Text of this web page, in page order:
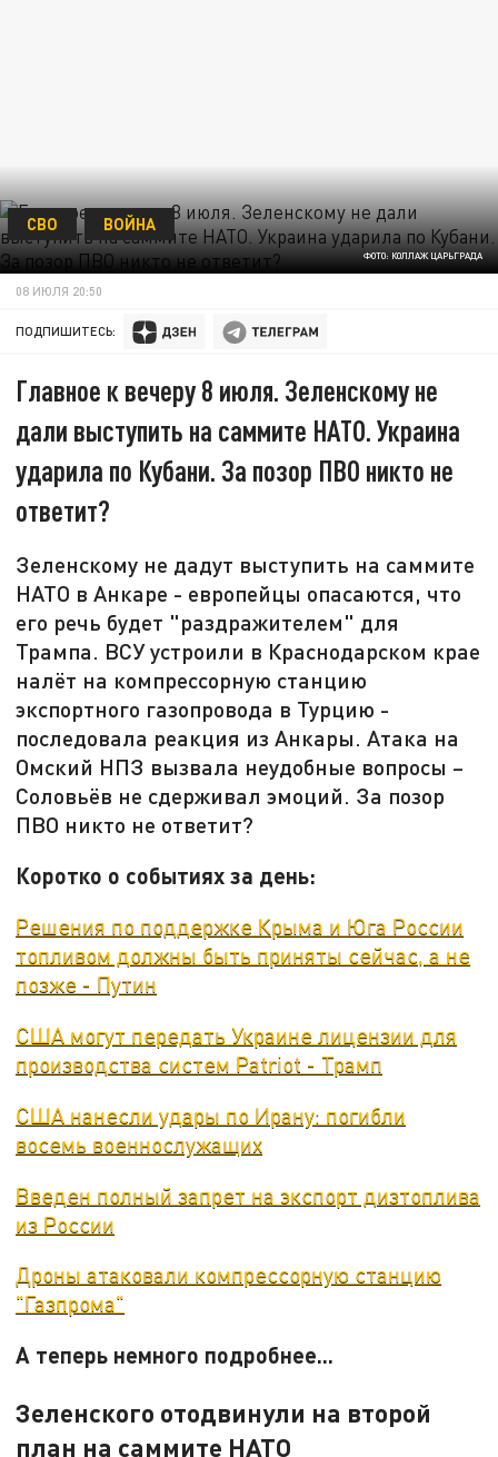
ФОТО: КОЛЛАЖ ЦАРЬГРАДА
СВО ВОЙНА
08 ИЮЛЯ 20:50
ПОДПИШИТЕСЬ:
Главное к вечеру 8 июля. Зеленскому не
дали выступить на саммите НАТО. Украина
ударила по Кубани. За позор ПВО никто не
ответит?
Зеленскому не дадут выступить на саммите
НАТО в Анкаре - европейцы опасаются, что
его речь будет "раздражителем" для
Трампа. ВСУ устроили в Краснодарском крае
налёт на компрессорную станцию
экспортного газопровода в Турцию -
последовала реакция из Анкары. Атака на
Омский НПЗ вызвала неудобные вопросы –
Соловьёв не сдерживал эмоций. За позор
ПВО никто не ответит?
Коротко о событиях за день:
Решения по поддержке Крыма и Юга России
топливом должны быть приняты сейчас, а не
позже - Путин
США могут передать Украине лицензии для
производства систем Patriot - Трамп
США нанесли удары по Ирану: погибли
восемь военнослужащих
Введен полный запрет на экспорт дизтоплива
из России
Дроны атаковали компрессорную станцию
"Газпрома"
А теперь немного подробнее...
Зеленского отодвинули на второй
план на саммите НАТО